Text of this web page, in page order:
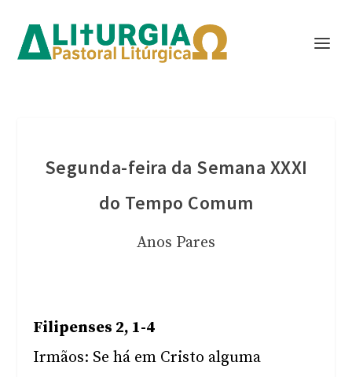
Segunda-feira da Semana XXXI
do Tempo Comum
Anos Pares
Filipenses 2, 1-4
Irmãos: Se há em Cristo alguma